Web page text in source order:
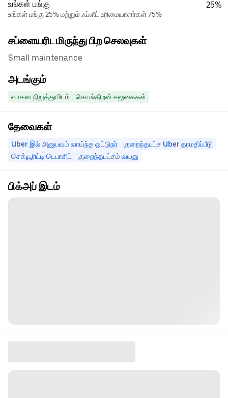
உங்கள் பங்கு
உங்கள் பங்கு 25% மற்றும் ஃப்ளீட் உரிமையாளர்கள் 75%
25%
சப்ளையரிடமிருந்து பிற செலவுகள்
Small maintenance
அடங்கும்
வாகன நிறுத்துமிடம் செயல்திறன் சலுகைகள்
தேவைகள்
Uber இல் அனுபவம் வாய்ந்த ஓட்டுநர்
குறைந்தபட்ச Uber தரமதிப்பீடு
செக்யூரிட்டி டெபாசிட்
குறைந்தபட்சம் வயது
பிக்அப் இடம்